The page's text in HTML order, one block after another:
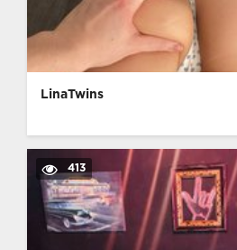
LinaTwins
413